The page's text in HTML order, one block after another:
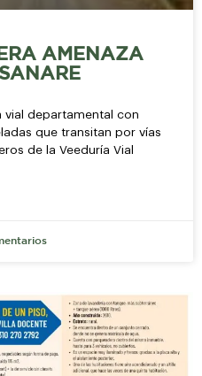
AMENAZA
vial departamental con
que transitan por vías
de la Veeduría Vial